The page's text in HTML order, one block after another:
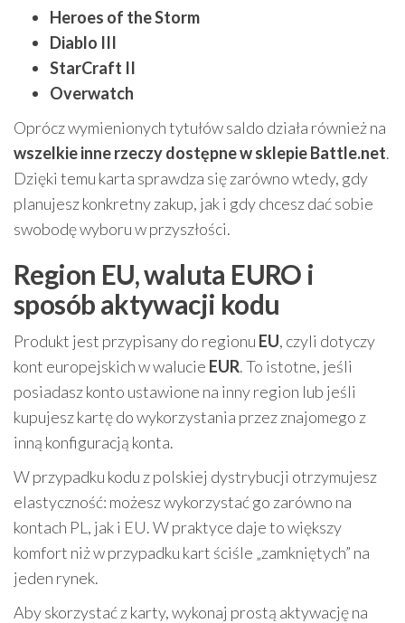
Heroes of the Storm
Diablo III
StarCraft II
Overwatch
Oprócz wymienionych tytułów saldo działa również na
wszelkie inne rzeczy dostępne w sklepie Battle.net.
Dzięki temu karta sprawdza się zarówno wtedy, gdy
planujesz konkretny zakup, jak i gdy chcesz dać sobie
swobodę wyboru w przyszłości.
Region EU, waluta EURO i
sposób aktywacji kodu
Produkt jest przypisany do regionu EU, czyli dotyczy
kont europejskich w walucie EUR. To istotne, jeśli
posiadasz konto ustawione na inny region lub jeśli
kupujesz kartę do wykorzystania przez znajomego z
inną konfiguracją konta.
W przypadku kodu z polskiej dystrybucji otrzymujesz
elastyczność: możesz wykorzystać go zarówno na
kontach PL, jak i EU. W praktyce daje to większy
komfort niż w przypadku kart ściśle „zamkniętych” na
jeden rynek.
Aby skorzystać z karty, wykonaj prostą aktywację na